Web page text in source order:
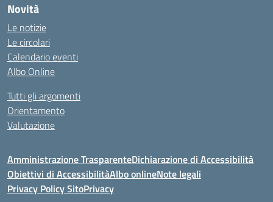
Novità
Le notizie
Le circolari
Calendario eventi
Albo Online
Tutti gli argomenti
Orientamento
Valutazione
Amministrazione TrasparenteDichiarazione di Accessibilità
Obiettivi di AccessibilitàAlbo onlineNote legali
Privacy Policy SitoPrivacy